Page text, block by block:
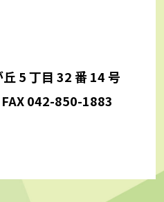
5 丁目 32 番 14 号
042-850-1883